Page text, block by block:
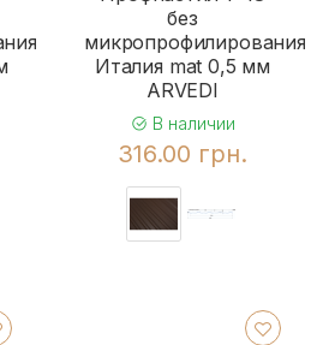
без
микропрофилирования
Италия mat 0,5 мм
ARVEDI
В наличии
316.00 грн.